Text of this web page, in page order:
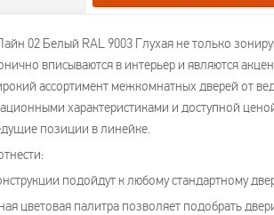
02 Белый RAL 9003 Глухая не только
вписываются в интерьер и являются
ассортимент межкомнатных дверей от
характеристиками и доступной
позиции в линейке.
подойдут к любому стандартному
цветовая палитра позволяет подобрать